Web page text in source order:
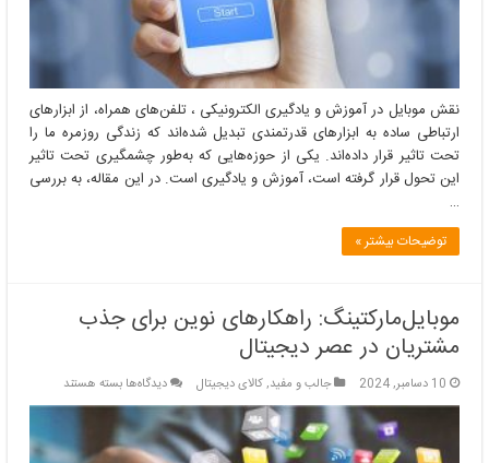
نقش موبایل در آموزش و یادگیری الکترونیکی ، تلفن‌های همراه، از ابزارهای
ارتباطی ساده به ابزارهای قدرتمندی تبدیل شده‌اند که زندگی روزمره ما را
تحت تاثیر قرار داده‌اند. یکی از حوزه‌هایی که به‌طور چشمگیری تحت تاثیر
این تحول قرار گرفته است، آموزش و یادگیری است. در این مقاله، به بررسی
…
توضیحات بیشتر »
موبایل‌مارکتینگ: راهکارهای نوین برای جذب
مشتریان در عصر دیجیتال
10 دسامبر, 2024 جالب و مفید,کالای دیجیتال دیدگاه‌هابرای
موبایل‌مارکتینگ:
راهکارهای
نوین
بسته هستند